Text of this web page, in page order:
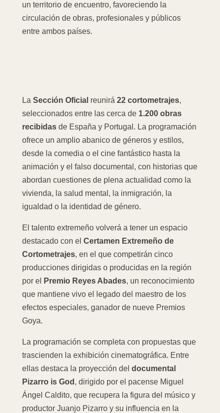
un territorio de encuentro, favoreciendo la
circulación de obras, profesionales y públicos
entre ambos países.
La Sección Oficial reunirá 22 cortometrajes,
seleccionados entre las cerca de 1.200 obras
recibidasde España y Portugal. La programación
ofrece un amplio abanico de géneros y estilos,
desde la comedia o el cine fantástico hasta la
animación y el falso documental, con historias que
abordan cuestiones de plena actualidad como la
vivienda, la salud mental, la inmigración, la
igualdad o la identidad de género.
El talento extremeño volverá a tener un espacio
destacado con el Certamen Extremeño de
Cortometrajes, en el que competirán cinco
producciones dirigidas o producidas en la región
por el
Premio Reyes Abades, un reconocimiento
que mantiene vivo el legado del maestro de los
efectos especiales, ganador de nueve Premios
Goya.
La programación se completa con propuestas que
trascienden la exhibición cinematográfica. Entre
ellas destaca la proyección del documental
Pizarro is God , dirigido por el pacense Miguel
Ángel Caldito, que recupera la figura del músico y
productor Juanjo Pizarro y su influencia en la